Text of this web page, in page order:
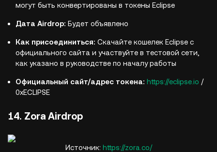
могут быть конвертированы в токены Eclipse
Дата Airdrop: Будет объявлено
Как присоединиться: Скачайте кошелек Eclipse с
официального сайта и участвуйте в тестовой сети,
как указано в руководстве по началу работы
Официальный сайт/адрес токена: https://eclipse.io /
0xECLIPSE
14. Zora Airdrop
Источник: https://zora.co/